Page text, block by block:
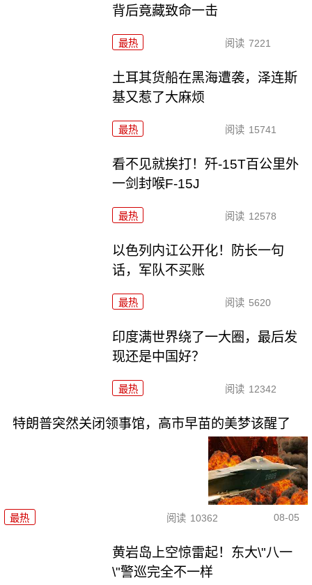
背后竟藏致命一击
最热 阅读 7221
土耳其货船在黑海遭袭，泽连斯
基又惹了大麻烦
最热 阅读 15741
看不见就挨打！歼-15T百公里外
一剑封喉F-15J
最热 阅读 12578
以色列内讧公开化！防长一句
话，军队不买账
最热 阅读 5620
印度满世界绕了一大圈，最后发
现还是中国好？
最热 阅读 12342
特朗普突然关闭领事馆，高市早苗的美梦该醒了
最热 阅读 10362 08-05
黄岩岛上空惊雷起！东大\"八一
\"警巡完全不一样